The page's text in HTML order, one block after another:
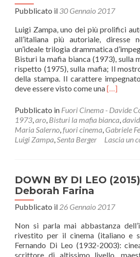
Pubblicato il 30 Gennaio 2017
Luigi Zampa, uno dei più prolifici
all’italiana più autoriale, diresse
un’ideale trilogia drammatica
Bisturi la mafia bianca (1973), sulla
rispetto (1975), sulla mafia; Il
della stampa. Il carattere
deve essere visto come unaLeggi
LA
MAFIA
BIANCA
Zampa
[…]
Pubblicato in Fuori Cinema - Davide
1973,aro, Bisturi la mafia bianca,
Maria Salerno,fuori cinema, Gabriele
Luigi Zampa,Senta Berger Lascia un
DOWN BY DI LEO
Deborah Farina
Pubblicato il 26 Gennaio 2017
Non si parla mai abbastanza
rivestito per il cinema (italiano e
Fernando Di Leo (1932-2003):
scrittore di altissimo livello,